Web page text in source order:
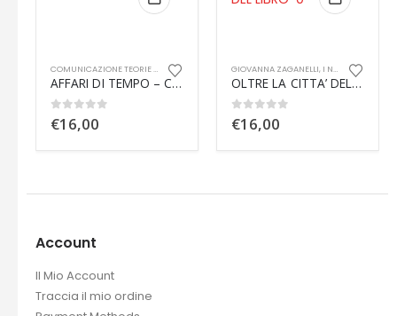
MUZZARELLI
ELENA CROCI,I NOSTRI LIBRI, L'OUTLET
GIOVANNA ZAGANELLI I NOSTRI LIBRI
0 out of 5
€16,00
GIUSEPPE ROMANO,I NOSTRI LIBRI
Mass Effect
0 out of 5
€14,00
Account
Il Mio Account